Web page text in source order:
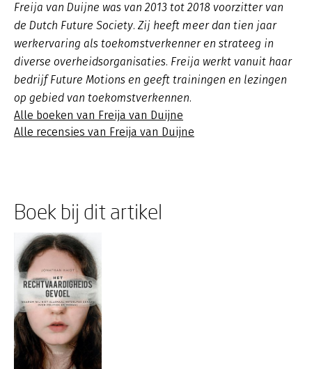
Freija van Duijne was van 2013 tot 2018 voorzitter van
de Dutch Future Society. Zij heeft meer dan tien jaar
werkervaring als toekomstverkenner en strateeg in
diverse overheidsorganisaties. Freija werkt vanuit haar
bedrijf Future Motions en geeft trainingen en lezingen
op gebied van toekomstverkennen.
Alle boeken van Freija van Duijne
Alle recensies van Freija van Duijne
Boek bij dit artikel